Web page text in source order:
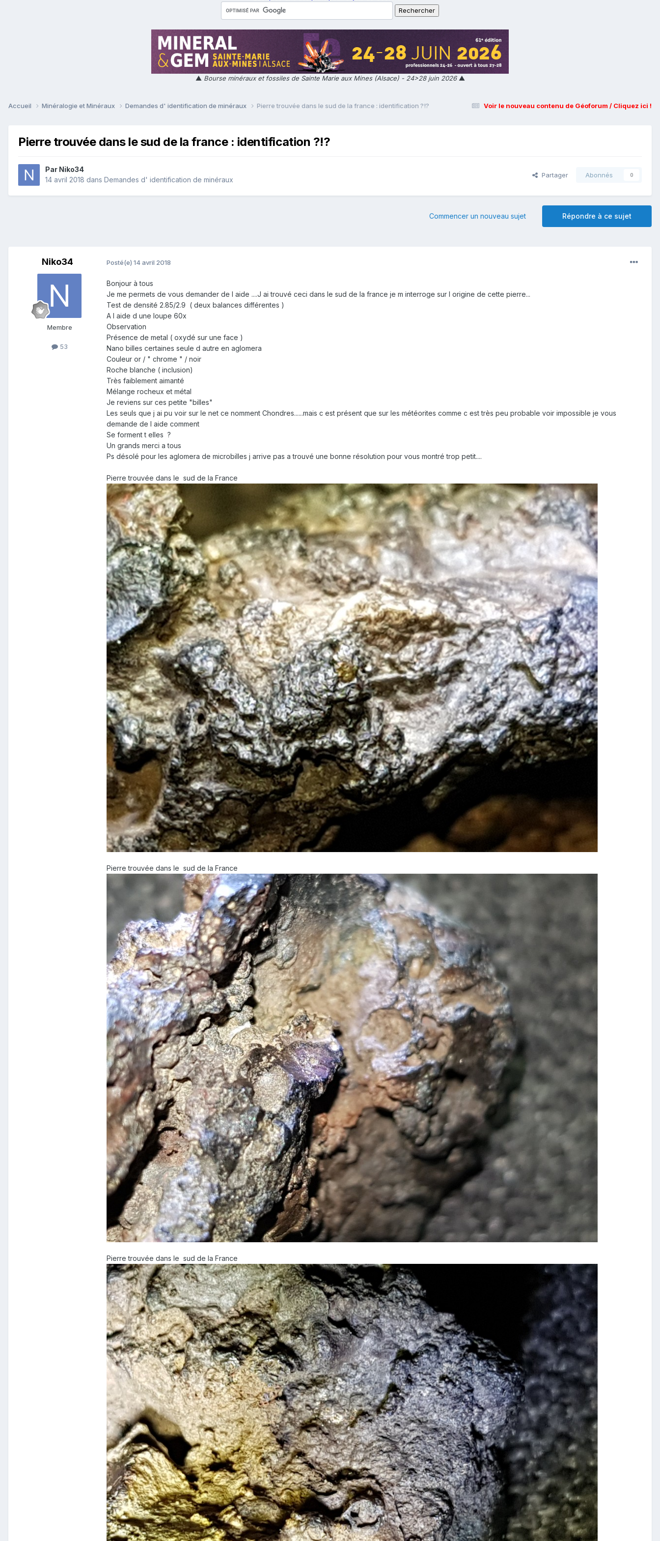
▲ Bourse minéraux et fossiles de Sainte Marie aux Mines (Alsace) - 24>28 juin 2026▲
Voir le nouveau contenu de Géoforum / Cliquez ici !
Accueil Minéralogie et Minéraux Demandes d' identification de minéraux Pierre trouvée dans le sud de la france : identification ?!?
Pierre trouvée dans le sud de la france : identification ?!?
Par Niko34
14 avril 2018 dans Demandes d' identification de minéraux
Partager Abonnés 0
Répondre à ce sujet
Commencer un nouveau sujet
Niko34
Membre
53
Posté(e) 14 avril 2018
Bonjour à tous
Je me permets de vous demander de l aide ....J ai trouvé ceci dans le sud de la france je m interroge sur l origine de cette pierre...
Test de densité 2.85/2.9 ( deux balances différentes )
A l aide d une loupe 60x
Observation
Présence de metal ( oxydé sur une face )
Nano billes certaines seule d autre en aglomera
Couleur or / " chrome " / noir
Roche blanche ( inclusion)
Très faiblement aimanté
Mélange rocheux et métal
Je reviens sur ces petite "billes"
Les seuls que j ai pu voir sur le net ce nomment Chondres......mais c est présent que sur les météorites comme c est très peu probable voir impossible je vous
demande de l aide comment
Se forment t elles ?
Un grands merci a tous
Ps désolé pour les aglomera de microbilles j arrive pas a trouvé une bonne résolution pour vous montré trop petit....
Pierre trouvée dans le sud de la France
Pierre trouvée dans le sud de la France
Pierre trouvée dans le sud de la France